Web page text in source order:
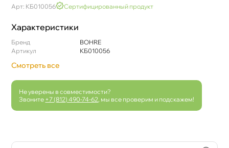
Арт: КБ010056 Сертифицированный продукт
Характеристики
Бренд
BOHRE
Артикул
КБ010056
Смотреть все
Не уверены в совместимости?
Звоните +7 (812) 490-74-62 , мы все проверим и подскажем!